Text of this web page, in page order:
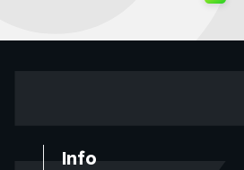
Info